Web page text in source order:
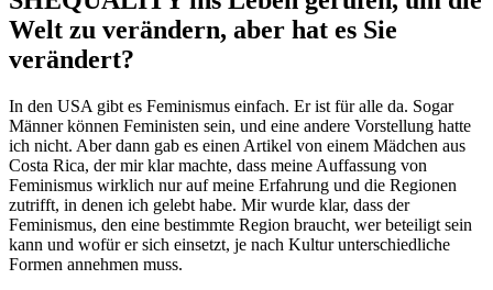
Welt zu verändern, aber hat es Sie
verändert?
In den USA gibt es Feminismus einfach. Er ist für alle da. Sogar
Männer können Feministen sein, und eine andere Vorstellung hatte
ich nicht. Aber dann gab es einen Artikel von einem Mädchen aus
Costa Rica, der mir klar machte, dass meine Auffassung von
Feminismus wirklich nur auf meine Erfahrung und die Regionen
zutrifft, in denen ich gelebt habe. Mir wurde klar, dass der
Feminismus, den eine bestimmte Region braucht, wer beteiligt sein
kann und wofür er sich einsetzt, je nach Kultur unterschiedliche
Formen annehmen muss.